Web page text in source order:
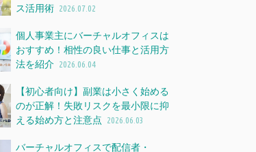
ス活用術 2026.07.02
個人事業主にバーチャルオフィスは
おすすめ！相性の良い仕事と活用方
法を紹介 2026.06.04
【初心者向け】副業は小さく始める
のが正解！失敗リスクを最小限に抑
える始め方と注意点
2026.06.03
バーチャルオフィスで配信者・